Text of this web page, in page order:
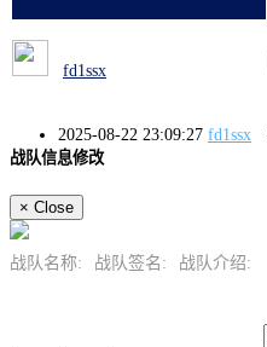
fd1ssx
2025-08-22 23:09:27 fd1ssx
战队信息修改
× Close
战队名称: 战队签名: 战队介绍: